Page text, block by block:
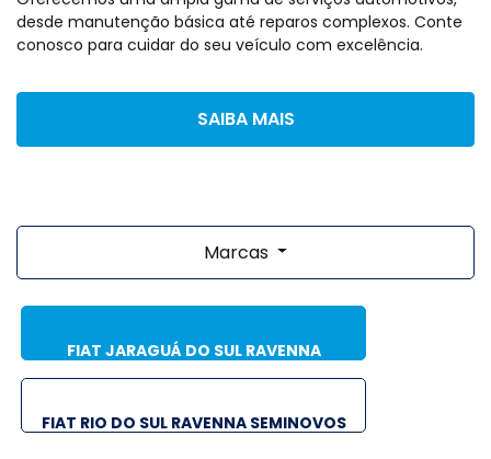
desde manutenção básica até reparos complexos. Conte
conosco para cuidar do seu veículo com excelência.
SAIBA MAIS
Marcas
FIAT JARAGUÁ DO SUL RAVENNA
FIAT RIO DO SUL RAVENNA SEMINOVOS